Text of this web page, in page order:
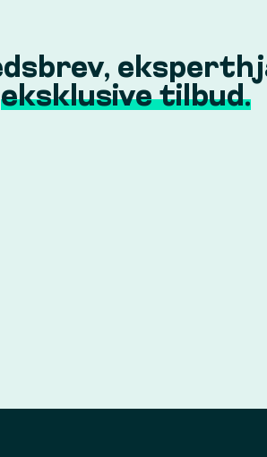
eksklusive tilbud.